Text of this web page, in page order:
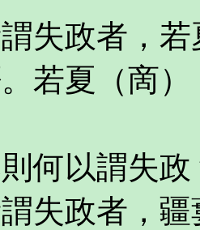
失政者，
若夏（啇
何以謂失政
失政者，